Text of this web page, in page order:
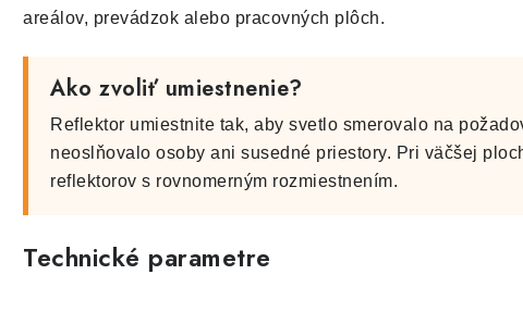
areálov, prevádzok alebo pracovných plôch.
Ako zvoliť umiestnenie?
Reflektor umiestnite tak, aby svetlo smerovalo na
neoslňovalo osoby ani susedné priestory. Pri väčšej
reflektorov s rovnomerným rozmiestnením.
Technické parametre